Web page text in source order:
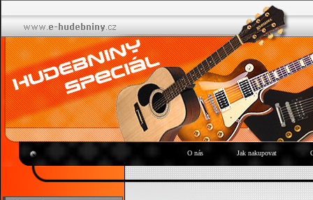
O nás Jak nakupovat